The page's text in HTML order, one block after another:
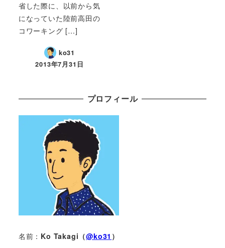
省した際に、以前から気
になっていた陸前高田の
コワーキング […]
ko31
2013年7月31日
プロフィール
名前： Ko Takagi（@ko31 ）